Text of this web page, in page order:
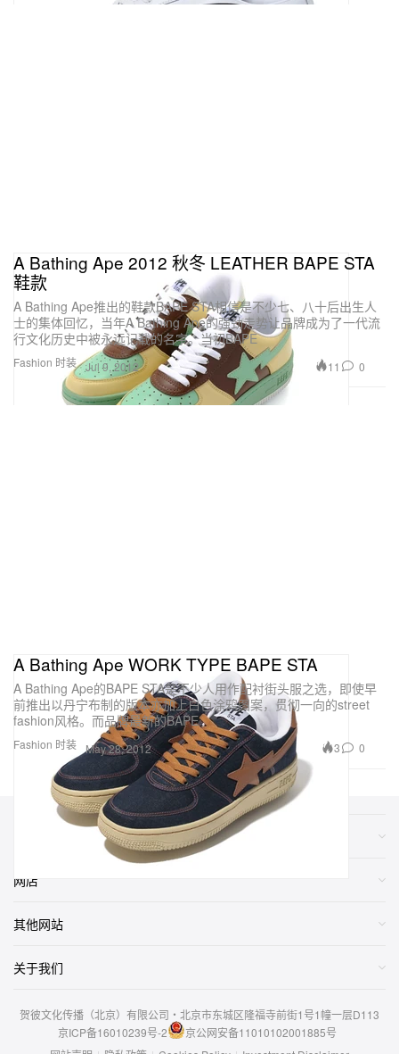
Fashion 时装
A Bathing Ape 2012 秋冬 LEATHER BAPE STA
鞋款
A Bathing Ape推出的鞋款BAPE STA相信是不少七、八十后出生人
士的集体回忆，当年A Bathing Ape的强劲走势让品牌成为了一代流
行文化历史中被永远记载的名字。当初BAPE
Jul 9, 2012 11 0
Fashion 时装
A Bathing Ape WORK TYPE BAPE STA
A Bathing Ape的BAPE STA是不少人用作配衬街头服之选，即使早
前推出以丹宁布制的版本亦加上白色涂鸦图案，贯彻一向的street
fashion风格。而品牌最新的BAPE
May 28, 2012 3 0
网店
其他网站
关于我们
贺彼文化传播（北京）有限公司・北京市东城区隆福寺前街1号1幢一层D113
京ICP备16010239号-2
京公网安备11010102001885号